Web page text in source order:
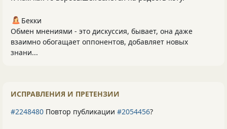
Бекки
Обмен мнениями - это дискуссия, бывает, она даже
взаимно обогащает оппонентов, добавляет новых
знани...
ИСПРАВЛЕНИЯ И ПРЕТЕНЗИИ
#2248480 Повтор публикации #2054456?